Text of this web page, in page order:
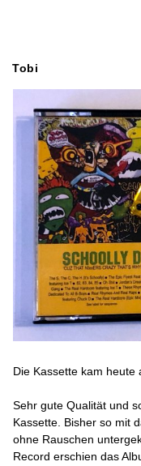
Tobi
Die Kassette kam heute
Sehr gute Qualität und
Kassette. Bisher so mit
ohne Rauschen
Record erschien das